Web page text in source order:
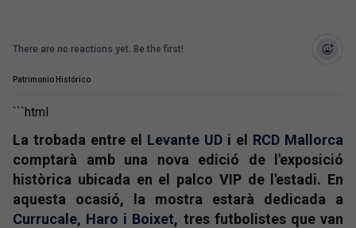
There are no reactions yet. Be the first!
Patrimonio Histórico
```html
La trobada entre el Levante UD i el RCD Mallorca
comptarà amb una nova edició de l'exposició
històrica ubicada en el palco VIP de l'estadi. En
aquesta ocasió, la mostra estarà dedicada a
Currucale, Haro i Boixet, tres futbolistes que van